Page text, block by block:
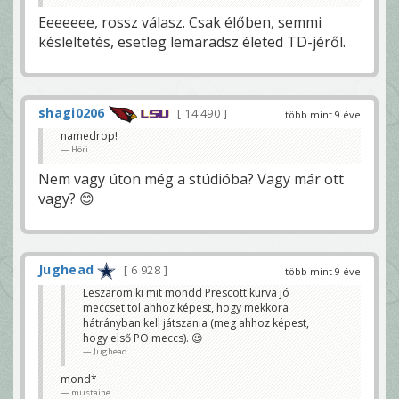
Eeeeeee, rossz válasz. Csak élőben, semmi
késleltetés, esetleg lemaradsz életed TD-jéről.
több mint 9 éve
shagi0206
14 490
namedrop!
Höri
Nem vagy úton még a stúdióba? Vagy már ott
vagy? 😊
több mint 9 éve
Jughead
6 928
Leszarom ki mit mondd Prescott kurva jó
meccset tol ahhoz képest, hogy mekkora
hátrányban kell játszania (meg ahhoz képest,
hogy első PO meccs). 😉
Jughead
mond*
mustaine